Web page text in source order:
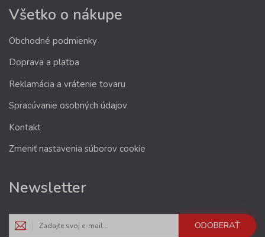
Všetko o nákupe
Obchodné podmienky
Doprava a platba
Reklamácia a vrátenie tovaru
Spracúvanie osobných údajov
Kontakt
Zmeniť nastavenia súborov cookie
Newsletter
ODOBERAŤ